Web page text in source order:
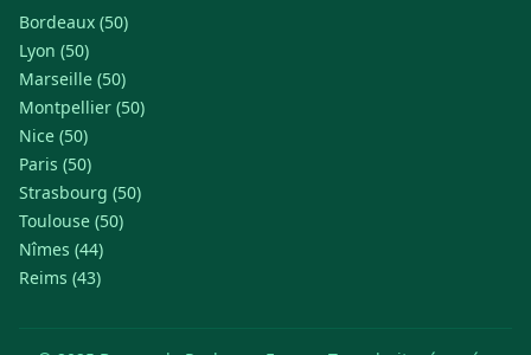
Bordeaux (50)
Lyon (50)
Marseille (50)
Montpellier (50)
Nice (50)
Paris (50)
Strasbourg (50)
Toulouse (50)
Nîmes (44)
Reims (43)